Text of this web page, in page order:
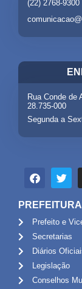
(22) 2768-9300
Rua Conde de
28.735-000
Segunda a
Prefeito e
Secretarias
Diários
Legislação
Conselhos